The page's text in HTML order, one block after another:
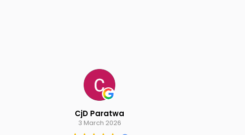
CjD Paratwa
3 March 2026